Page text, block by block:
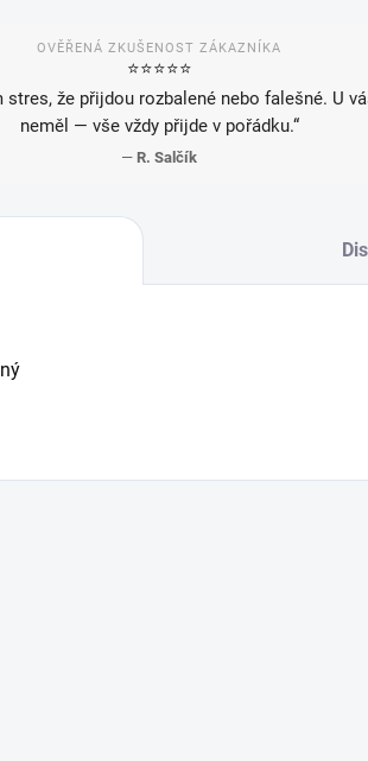
OVĚŘENÁ ZKUŠENOST ZÁKAZNÍKA
⭐️⭐️⭐️⭐️⭐️
stres, že přijdou rozbalené nebo falešné. U
neměl — vše vždy přijde v pořádku.“
— R. Salčík